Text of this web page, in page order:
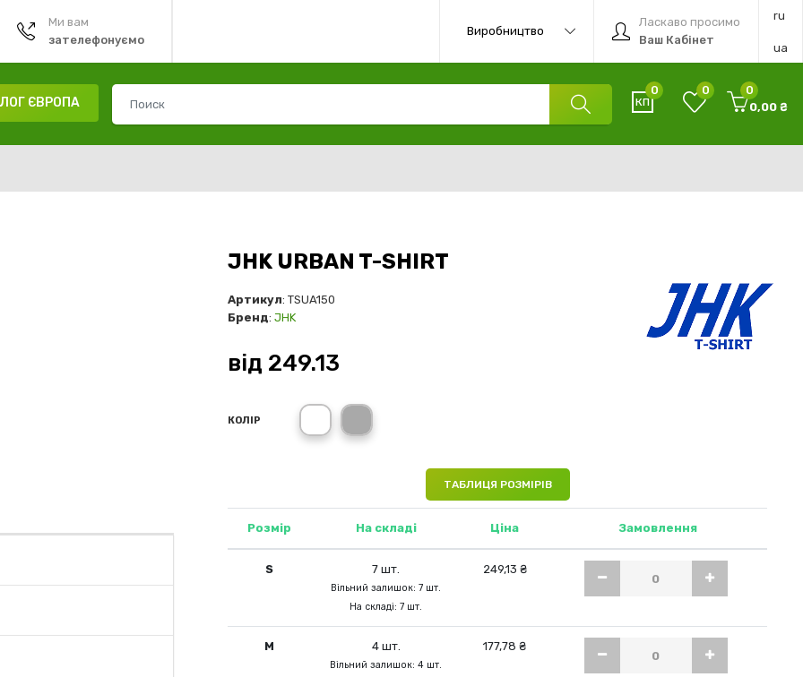
Ми вам
зателефонуємо
ru
ua
Ласкаво просимо
Ваш Кабінет
Виробництво
ЄВРОПА
0 0
0
0,00 ₴
JHK URBAN T-SHIRT
Артикул: TSUA150
Бренд: JHK
від 249.13
КОЛІР
білий (WH)темно-сірий меланж (GM)
ТАБЛИЦЯ РОЗМІРІВ
Розмір На складі Ціна Замовлення
S 7 шт.
Вільний залишок: 7 шт.
На складі: 7 шт.
249,13 ₴
M 4 шт.
Вільний залишок: 4 шт.
177,78 ₴